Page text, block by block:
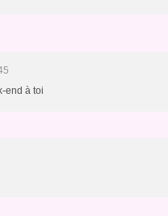
end à toi